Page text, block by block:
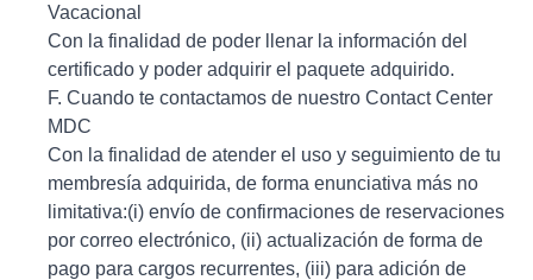
Vacacional
Con la finalidad de poder llenar la información del
certificado y poder adquirir el paquete adquirido.
F. Cuando te contactamos de nuestro Contact Center
MDC
Con la finalidad de atender el uso y seguimiento de tu
membresía adquirida, de forma enunciativa más no
limitativa:(i) envío de confirmaciones de reservaciones
por correo electrónico, (ii) actualización de forma de
pago para cargos recurrentes, (iii) para adición de